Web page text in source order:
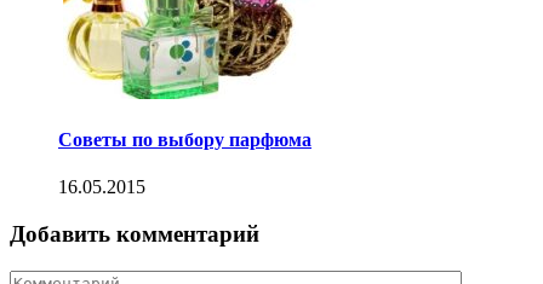
Советы по выбору парфюма
16.05.2015
Добавить комментарий